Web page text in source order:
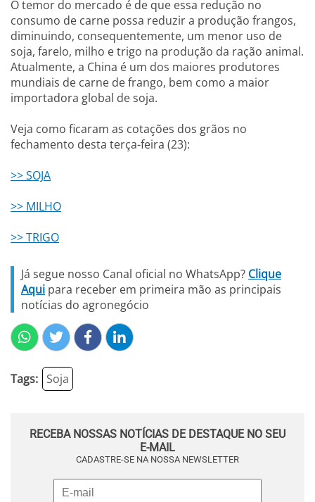
O temor do mercado é de que essa redução no
consumo de carne possa reduzir a produção frangos,
diminuindo, consequentemente, um menor uso de
soja, farelo, milho e trigo na produção da ração animal.
Atualmente, a China é um dos maiores produtores
mundiais de carne de frango, bem como a maior
importadora global de soja.
Veja como ficaram as cotações dos grãos no
fechamento desta terça-feira (23):
>> SOJA
>> MILHO
>> TRIGO
Já segue nosso Canal oficial no WhatsApp? Clique
Aqui para receber em primeira mão as principais
notícias do agronegócio
Tags: Soja
RECEBA NOSSAS NOTÍCIAS DE DESTAQUE NO SEU
E-MAIL
CADASTRE-SE NA NOSSA NEWSLETTER